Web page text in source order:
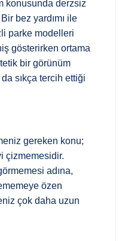
konusunda derzsiz
bez yardımı ile
parke modelleri
gösterirken ortama
bir görünüm
sıkça tercih ettiği
gereken konu;
çizmemesidir.
adına,
özen
çok daha uzun